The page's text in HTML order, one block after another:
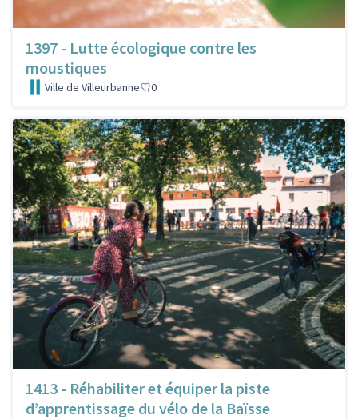
1397 - Lutte écologique contre les
moustiques
Ville de Villeurbanne 0
1413 - Réhabiliter et équiper la piste
d’apprentissage du vélo de la Baïsse